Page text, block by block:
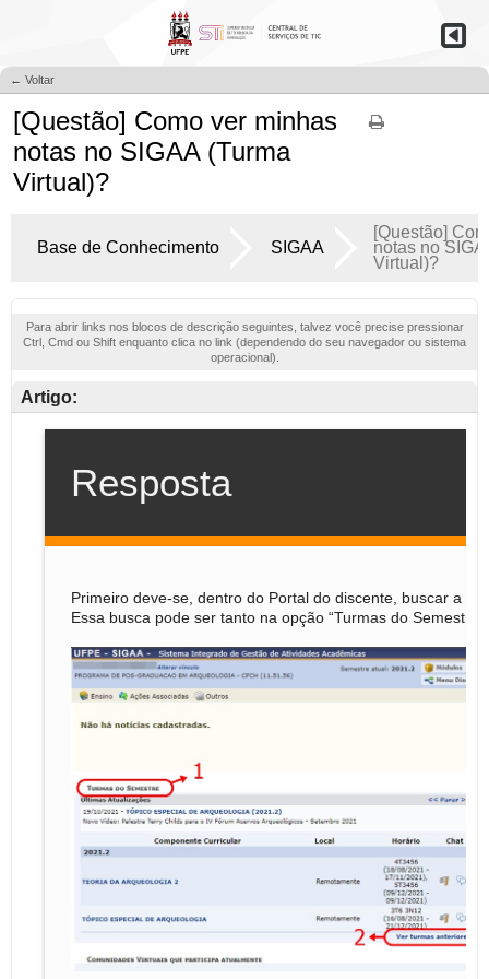
← Voltar
[Questão] Como ver minhas
notas no SIGAA (Turma
Virtual)?
Base de Conhecimento SIGAA
[Questão]
notas no
Virtual)?
Para abrir links nos blocos de descrição seguintes, talvez você precise pressionar
Ctrl, Cmd ou Shift enquanto clica no link (dependendo do seu navegador ou sistema
operacional).
Artigo: